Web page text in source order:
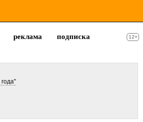
реклама
подписка
12+